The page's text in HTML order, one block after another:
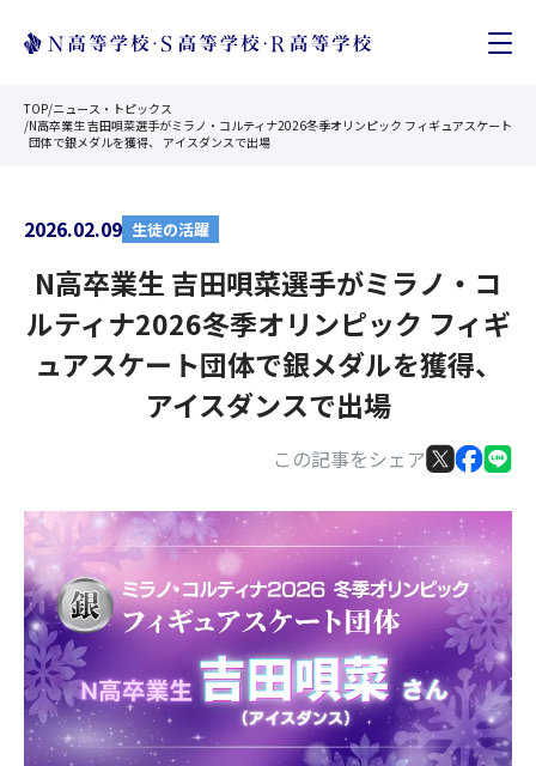
TOP/ニュース・トピックス
/N高卒業生 吉田唄菜選手がミラノ・コルティナ2026冬季オリンピック フィギュアスケート
団体で銀メダルを獲得、 アイスダンスで出場
2026.02.09 生徒の活躍
この記事をシェア
N高卒業生 吉田唄菜選手がミラノ・コ
ルティナ2026冬季オリンピック フィギ
ュアスケート団体で銀メダルを獲得、
アイスダンスで出場